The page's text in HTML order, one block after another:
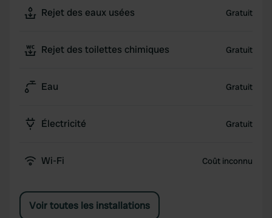
Rejet des eaux usées Gratuit
Rejet des toilettes chimiques Gratuit
Eau Gratuit
Électricité Gratuit
Wi-Fi Coût inconnu
Voir toutes les installations